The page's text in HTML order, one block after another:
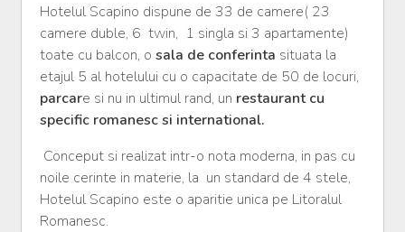
Hotelul Scapino dispune de 33 de camere( 23
camere duble, 6 twin, 1 singla si 3 apartamente)
toate cu balcon, o sala de conferinta situata la
etajul 5 al hotelului cu o capacitate de 50 de locuri,
parcare si nu in ultimul rand, un restaurant cu
specific romanesc si international.
Conceput si realizat intr-o nota moderna, in pas cu
noile cerinte in materie, la un standard de 4 stele,
Hotelul Scapino este o aparitie unica pe Litoralul
Romanesc.